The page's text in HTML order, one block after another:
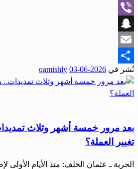
WhatsApp
Viber
Snapchat
Email
Share
نُشر في 2026-06-03
qamishly
بعد مرور خمسة أشهر وثلاث
تغيير العملة؟
الحرية ـ عثمان الخلف: منذ الأيام الأولى